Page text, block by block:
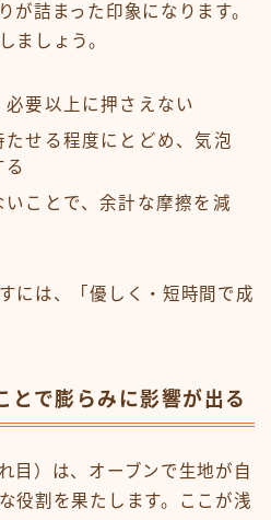
が詰まった印象になります。
ましょう。
要以上に押さえない
せる程度にとどめ、気泡
る
ことで、余計な摩擦を減
には、「優しく・短時間で成
とで膨らみに影響が出る
目）は、オーブンで生地が自
役割を果たします。ここが浅